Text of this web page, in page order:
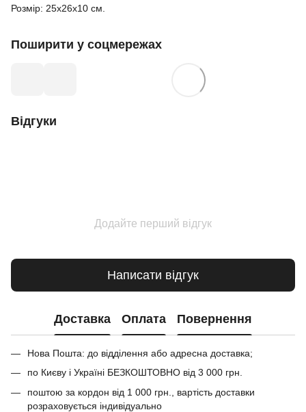
Розмір: 25х26х10 см.
Поширити у соцмережах
Відгуки
Додайте перший відгук
Написати відгук
Доставка Оплата Повернення
Нова Пошта: до відділення або адресна доставка;
по Києву і Україні БЕЗКОШТОВНО від 3 000 грн.
поштою за кордон від 1 000 грн., вартість доставки
розраховується індивідуально